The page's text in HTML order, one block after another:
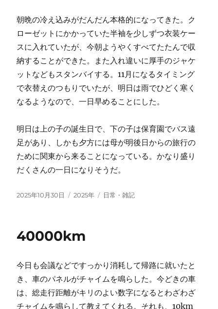
朝晩の冷え込みがだんだん本格的になってきた。ク
ローゼットにかかっていた半袖を少しずつ衣装ケー
スに入れていたが、今朝ようやくすべてたたんで収
納することができた。また入れ違いに厚手のジャケ
ットなどもスタンバイする。11月になるタイミング
で衣替えのつもりでいたが、明日は雨でひどく寒く
なるようなので、一日早めることにした。
明日は上の子の誕生日で、下の子は保育園でバス遠
足があり、しかも夕方には母が明後日からの旅行の
ために関東から来ることになっている。かなり盛り
だくさんの一日になりそうだ。
投
2025年10月30日
カ
ー
2025年
タ
日常・雑記
40000km
今日も会議などですっかり消耗して帰路に就いたと
き、車のパネルがチャイムを鳴らした。今どきの車
は、総走行距離がキリのよい数字になるとわざわざ
チャイムを鳴らして教えてくれる。それも、10km